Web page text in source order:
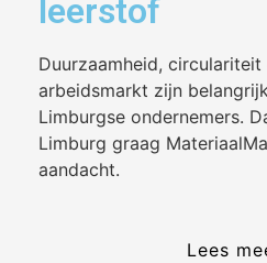
leerstof
Duurzaamheid, circulariteit
arbeidsmarkt zijn
Limburgse ondernemers.
Limburg graag
aandacht.
Lees